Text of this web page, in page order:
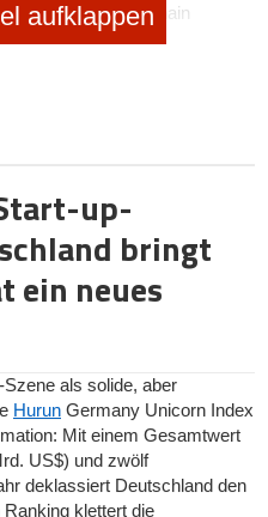
FinTech & Blockchain
Berliner Unternehmer und ein
ist FINLIUM seit
Die eigens
steuert den Fonds nahezu
mit dem Einsatz von
Renditekorridor, der mit
wird. Das Ergebnis im ersten
aufklappen
up-
bringt
ein neues
Szene als solide, aber
Hurun Germany Unicorn Index
Mit einem Gesamtwert
US$) und zwölf
deklassiert Deutschland den
klettert die